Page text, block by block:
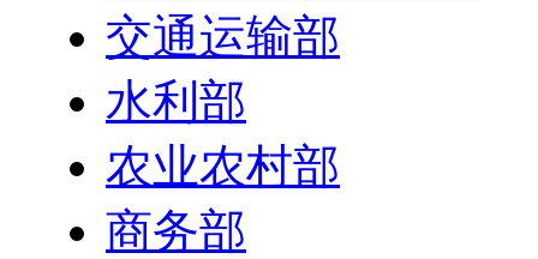
交通运输部
水利部
农业农村部
商务部